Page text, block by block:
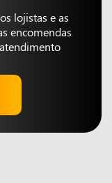
lojistas e as
encomendas